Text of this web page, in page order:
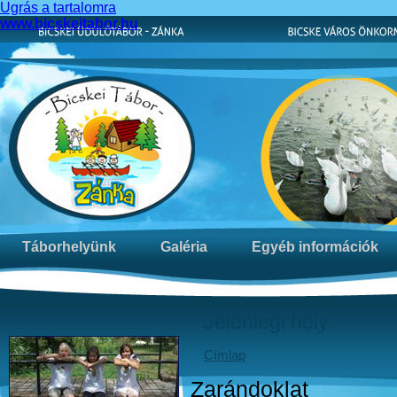
Ugrás a tartalomra
www.bicskeitabor.hu
Táborhelyünk Galéria Egyéb információk
Címlap
Zarándoklat